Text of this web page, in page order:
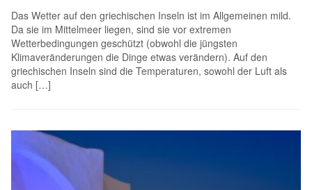
Das Wetter auf den griechischen Inseln ist im Allgemeinen mild.
Da sie im Mittelmeer liegen, sind sie vor extremen
Wetterbedingungen geschützt (obwohl die jüngsten
Klimaveränderungen die Dinge etwas verändern). Auf den
griechischen Inseln sind die Temperaturen, sowohl der Luft als
auch […]